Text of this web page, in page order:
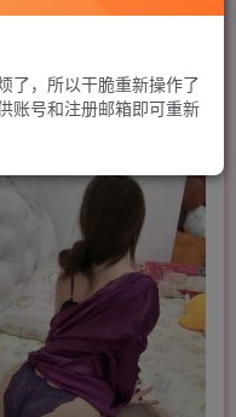
了，所以干脆重新操作了
账号和注册邮箱即可重新